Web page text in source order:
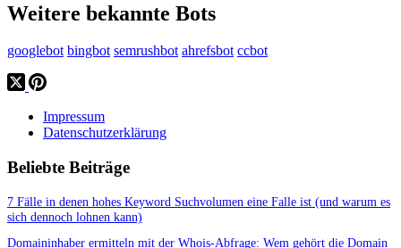
Weitere bekannte Bots
googlebot bingbot semrushbot ahrefsbot ccbot
Impressum
Datenschutzerklärung
Beliebte Beiträge
7 Fälle in denen hohes Keyword Suchvolumen eine Falle ist (und warum es
sich dennoch lohnen kann)
Domaininhaber ermitteln mit der Whois-Abfrage: Wem gehört die Domain